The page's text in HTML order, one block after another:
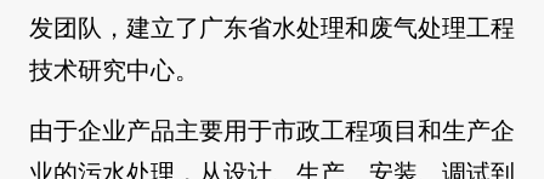
发团队，建立了广东省水处理和废气处理工程
技术研究中心。
由于企业产品主要用于市政工程项目和生产企
业的污水处理，从设计、生产、安装、调试到